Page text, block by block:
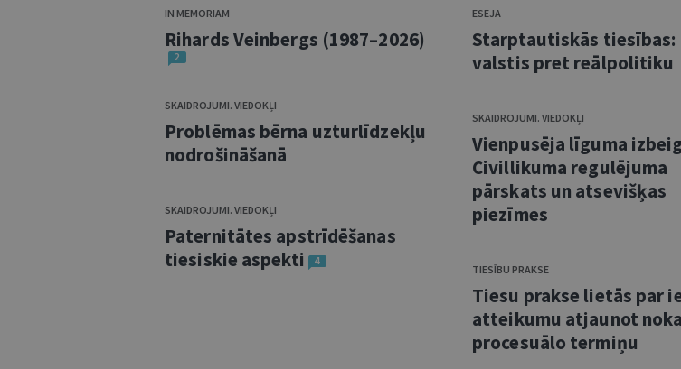
IN MEMORIAM
Rihards Veinbergs (1987–2026)
2
SKAIDROJUMI. VIEDOKĻI
Problēmas bērna uzturlīdzekļu
nodrošināšanā
SKAIDROJUMI. VIEDOKĻI
Paternitātes apstrīdēšanas
tiesiskie aspekti
4
ESEJA
Starptautiskās tiesības:
valstis pret reālpolitiku
SKAIDROJUMI. VIEDOKĻI
Vienpusēja līguma
Civillikuma regulējuma
pārskats un atsevišķas
piezīmes
TIESĪBU PRAKSE
Tiesu prakse lietās par
atteikumu atjaunot
procesuālo termiņu